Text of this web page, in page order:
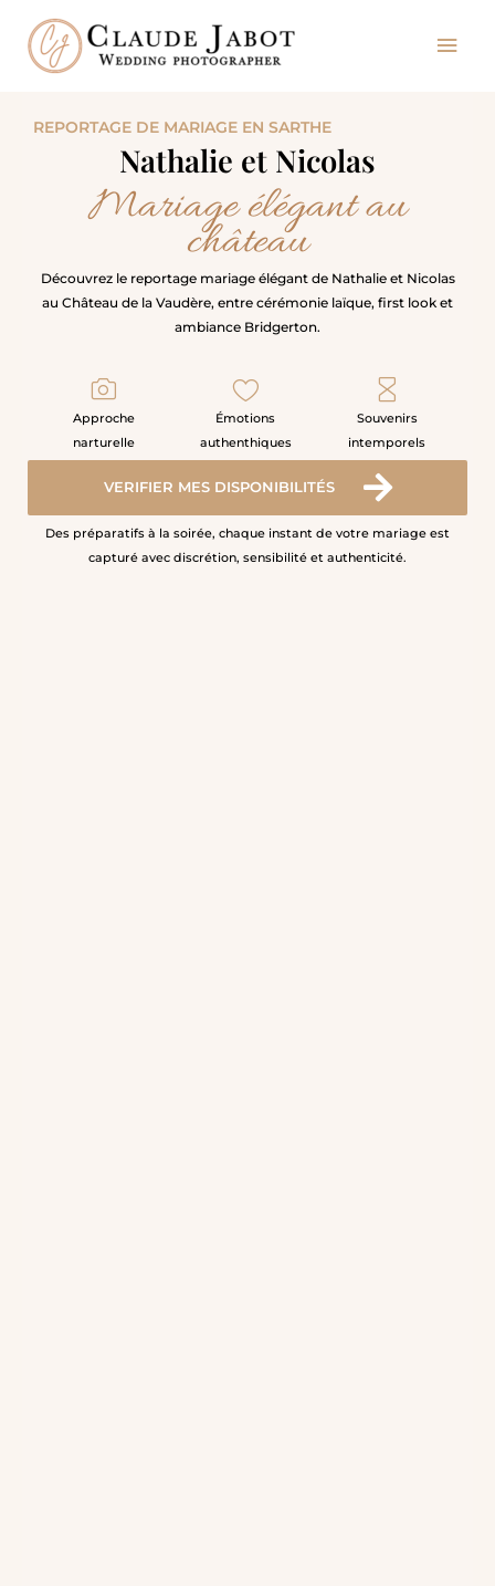
contenu
REPORTAGE DE MARIAGE EN SARTHE
Nathalie et Nicolas
Mariage élégant au
château
Découvrez le reportage mariage élégant de Nathalie et Nicolas
au Château de la Vaudère, entre cérémonie laïque, first look et
ambiance Bridgerton.
Approche
narturelle
Émotions
authenthiques
Souvenirs
intemporels
VERIFIER MES DISPONIBILITÉS
Des préparatifs à la soirée, chaque instant de votre mariage est
capturé avec discrétion, sensibilité et authenticité.